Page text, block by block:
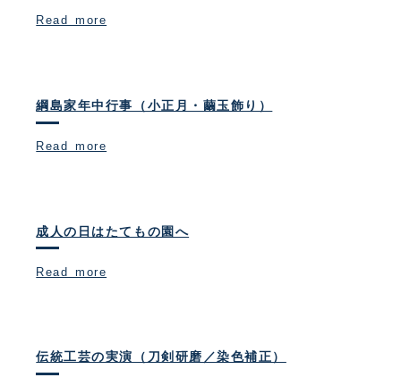
Read more
綱島家年中行事（小正月・繭玉飾り）
Read more
成人の日はたてもの園へ
Read more
伝統工芸の実演（刀剣研磨／染色補正）